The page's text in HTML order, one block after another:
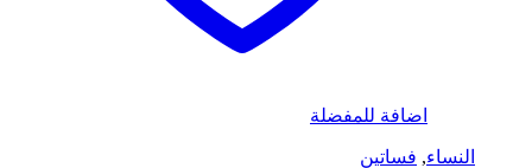
اضافة للمفضلة
النساء, فساتين